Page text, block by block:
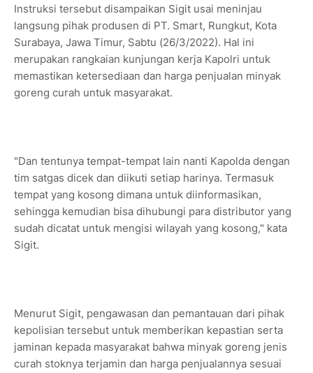
Instruksi tersebut disampaikan Sigit usai meninjau
langsung pihak produsen di PT. Smart, Rungkut, Kota
Surabaya, Jawa Timur, Sabtu (26/3/2022). Hal ini
merupakan rangkaian kunjungan kerja Kapolri untuk
memastikan ketersediaan dan harga penjualan minyak
goreng curah untuk masyarakat.
"Dan tentunya tempat-tempat lain nanti Kapolda dengan
tim satgas dicek dan diikuti setiap harinya. Termasuk
tempat yang kosong dimana untuk diinformasikan,
sehingga kemudian bisa dihubungi para distributor yang
sudah dicatat untuk mengisi wilayah yang kosong," kata
Sigit.
Menurut Sigit, pengawasan dan pemantauan dari pihak
kepolisian tersebut untuk memberikan kepastian serta
jaminan kepada masyarakat bahwa minyak goreng jenis
curah stoknya terjamin dan harga penjualannya sesuai